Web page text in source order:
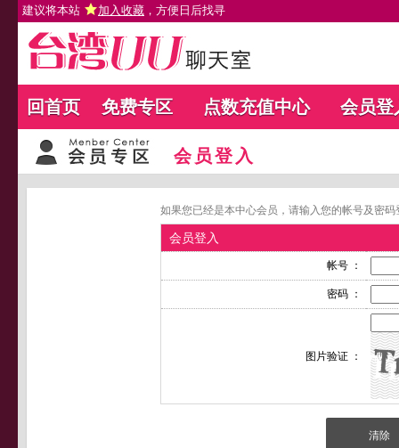
建议将本站 加入收藏 ，方便日后找寻
回首页 免费专区 点数充值中心 会员登
会员登入
如果您已经是本中心会员，请输入您的帐号及密
会员登入
帐号 ：
密码 ：
图片验证 ：